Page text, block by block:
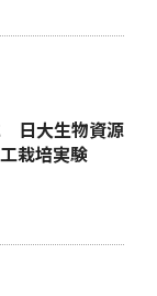
日大生物資源
栽培実験